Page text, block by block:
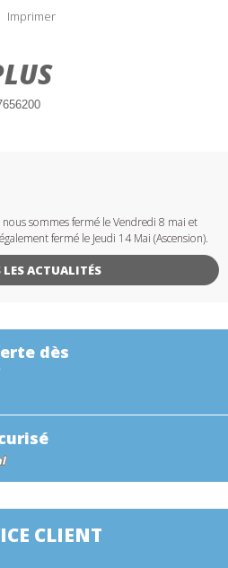
Imprimer
sommes fermé le Vendredi 8 mai et
fermé le Jeudi 14 Mai (Ascension).
LES ACTUALITÉS
dès
CLIENT